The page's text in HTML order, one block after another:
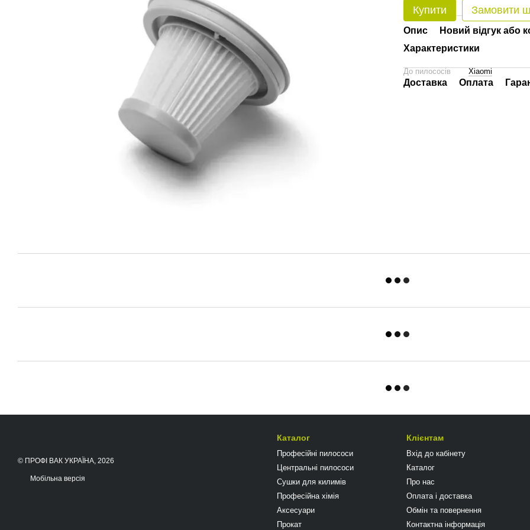
Купити Замовити
Опис
Новий відгук або
Характеристики
До пилососів Xiaomi
Доставка Оплата
© ПРОФІ ВАК УКРАЇНА, 2026
Мобільна версія
Каталог
Професійні пилососи
Центральні пилососи
Сушки для килимів
Професійна хімія
Аксесуари
Прокат
Клієнтам
Вхід до кабінету
Каталог
Про нас
Оплата і доставка
Обмін та повернення
Контактна інформація